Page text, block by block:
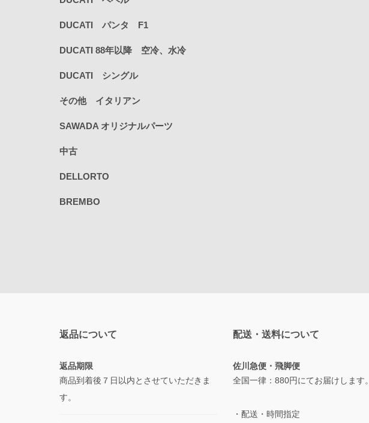
DUCATI パンタ F1
DUCATI 88年以降 空冷、水冷
DUCATI シングル
その他 イタリアン
SAWADA オリジナルパーツ
中古
DELLORTO
BREMBO
返品について
返品期限
商品到着後７日以内とさせていただきま
す。
配送・送料について
佐川急便・飛脚便
全国一律：880円にてお届けします。
・配送・時間指定